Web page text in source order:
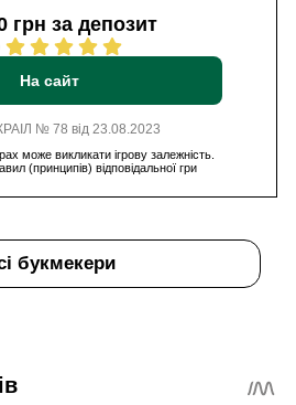
грн за депозит
На сайт
№ 78 від 23.08.2023
може викликати ігрову залежність.
(принципів) відповідальної гри
букмекери